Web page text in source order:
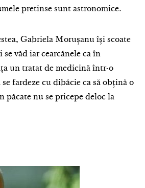
pretinse sunt astronomice.
Gabriela Morușanu își scoate
văd iar cearcănele ca în
un tratat de medicină într-o
fardeze cu dibăcie ca să obțină o
păcate nu se pricepe deloc la